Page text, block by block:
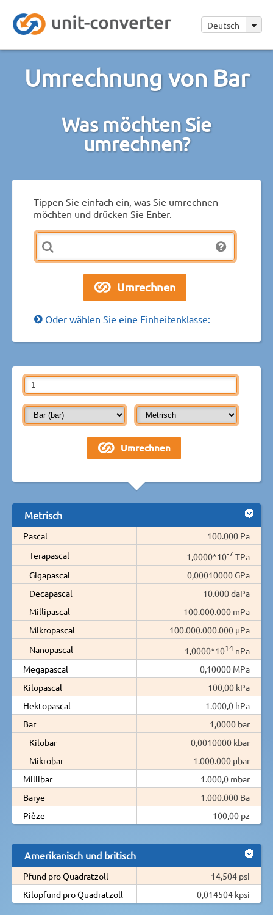
Deutsch
Umrechnung von Bar
Was möchten Sie
umrechnen?
Tippen Sie einfach ein, was Sie umrechnen
möchten und drücken Sie Enter.
Oder wählen Sie eine Einheitenklasse:
Metrisch
Pascal
100.000 Pa
Terapascal
1,0000*10-7 TPa
Gigapascal
0,00010000 GPa
Decapascal
10.000 daPa
Millipascal
100.000.000 mPa
Mikropascal
100.000.000.000 µPa
Nanopascal
1,0000*1014 nPa
Megapascal
0,10000 MPa
Kilopascal
100,00 kPa
Hektopascal
1.000,0 hPa
Bar
1,0000 bar
Kilobar
0,0010000 kbar
Mikrobar
1.000.000 µbar
Millibar
1.000,0 mbar
Barye
1.000.000 Ba
Pièze
100,00 pz
Amerikanisch und britisch
Pfund pro Quadratzoll
14,504 psi
Kilopfund pro Quadratzoll
0,014504 kpsi